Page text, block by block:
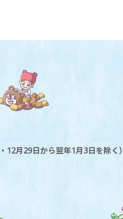
12月29日から翌年1月3日を除く